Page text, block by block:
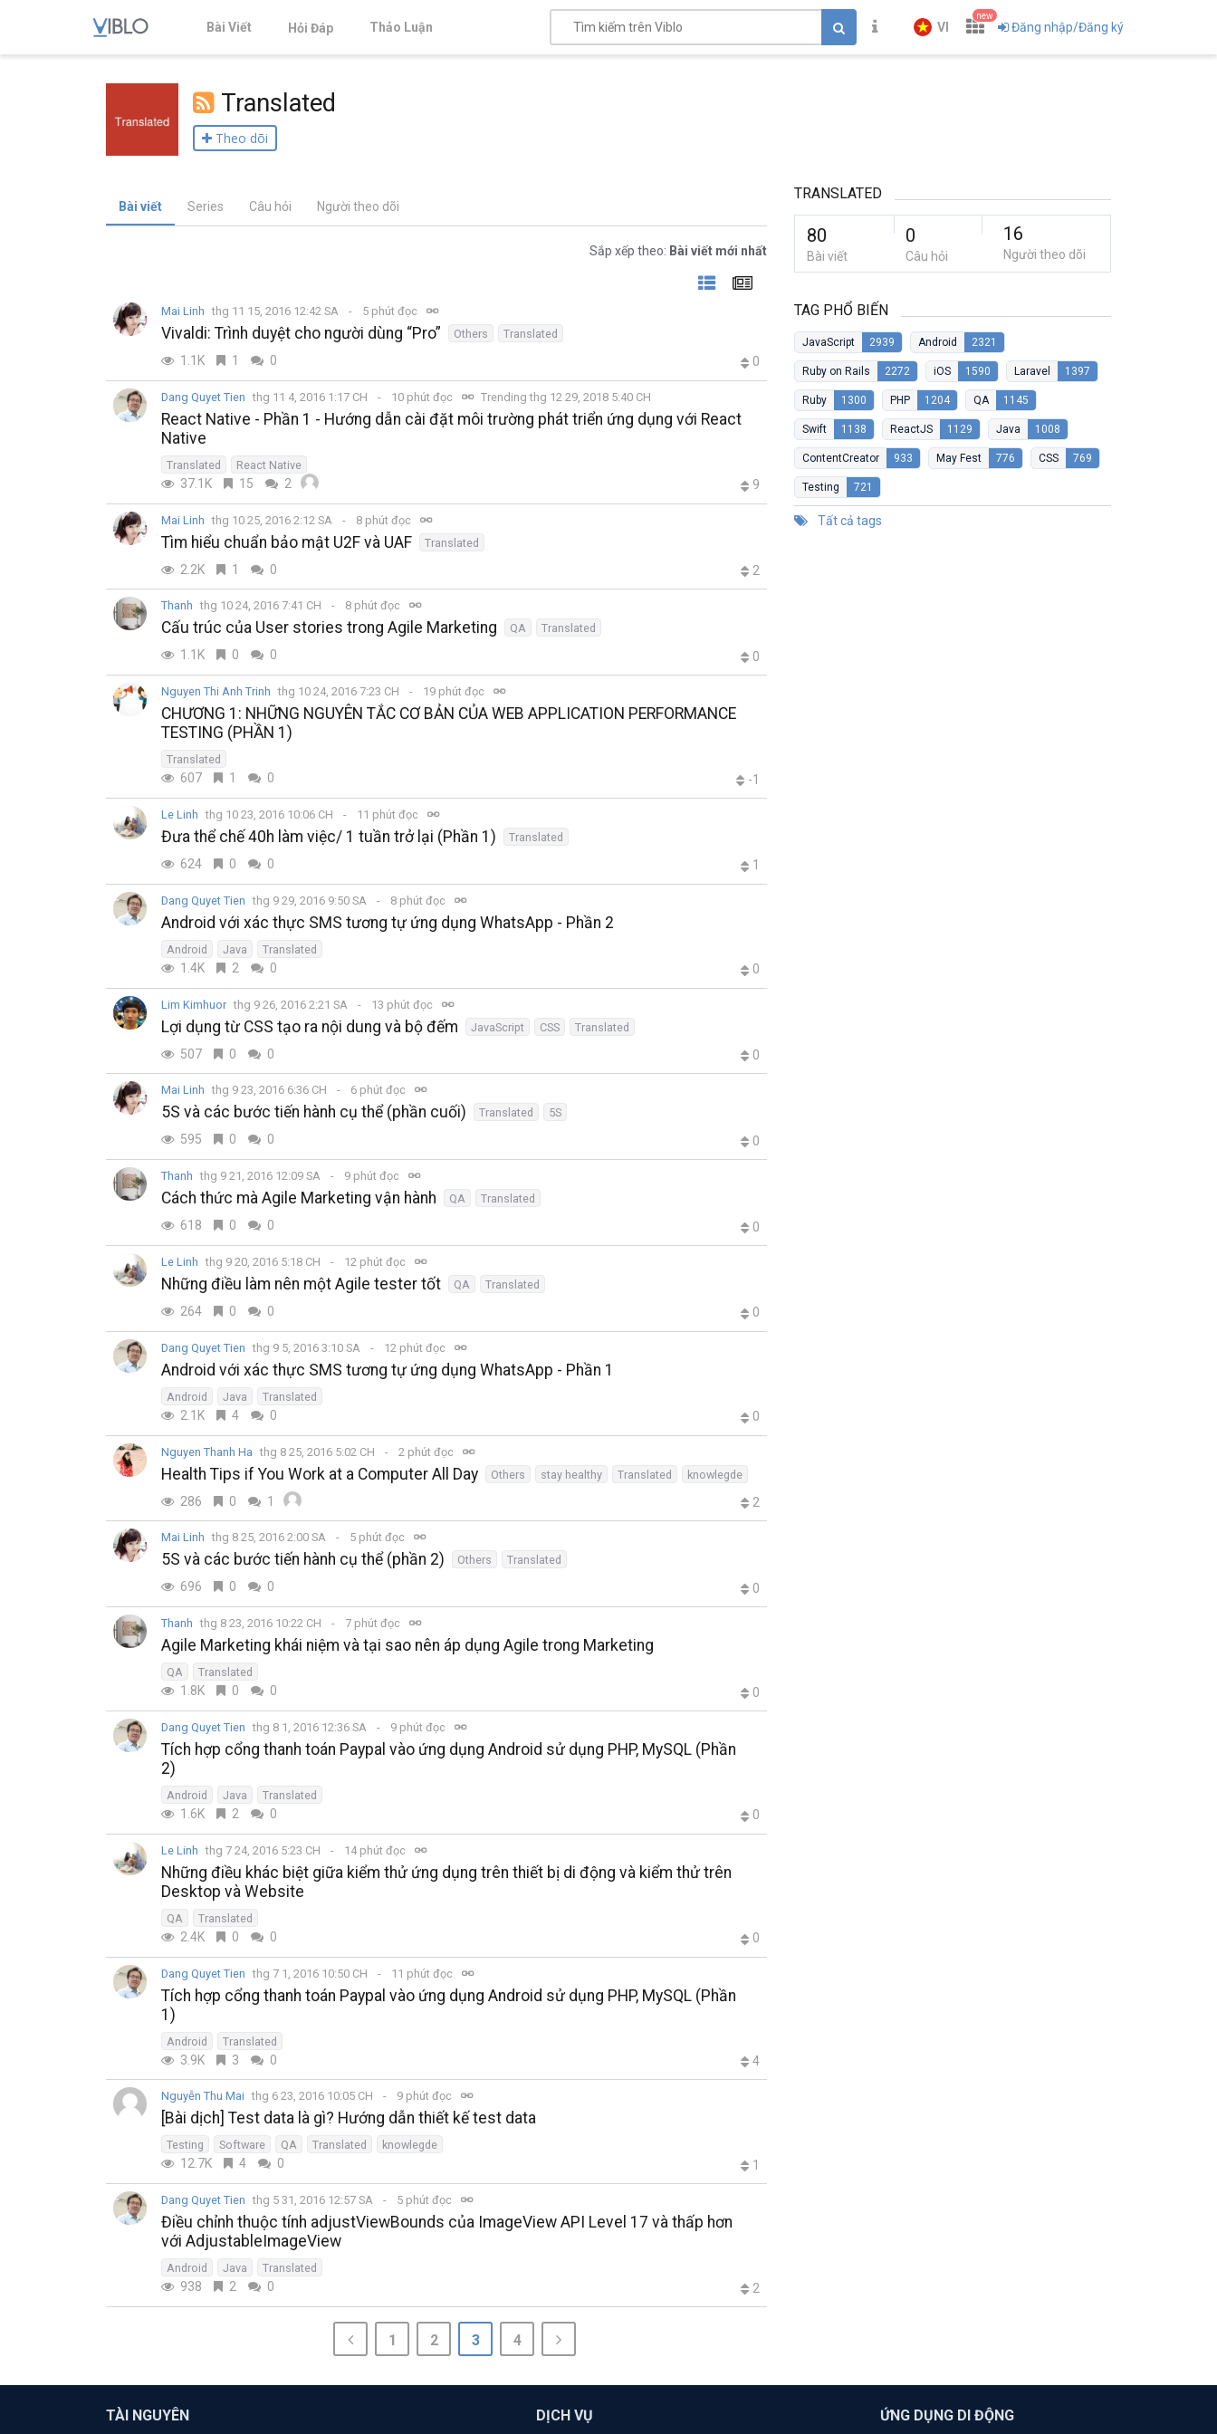
Bài Viết Hỏi Đáp Thảo Luận VI
new
Đăng nhập/Đăng ký
Translated
Theo dõi
Bài viết Series Câu hỏi Người theo dõi
Sắp xếp theo: Bài viết mới nhất
Mai Linh thg 11 15, 2016 12:42 SA 5 phút đọc
Vivaldi: Trình duyệt cho người dùng “Pro” Others Translated
1.1K 1 0 0
Dang Quyet Tien thg 11 4, 2016 1:17 CH 10 phút đọc Trending thg 12 29, 2018 5:40 CH
React Native - Phần 1 - Hướng dẫn cài đặt môi trường phát triển ứng dụng với React
Native
Translated React Native
37.1K 15 2 9
Mai Linh thg 10 25, 2016 2:12 SA 8 phút đọc
Tìm hiểu chuẩn bảo mật U2F và UAF Translated
2.2K 1 0 2
Thanh thg 10 24, 2016 7:41 CH 8 phút đọc
Cấu trúc của User stories trong Agile Marketing QA Translated
1.1K 0 0 0
Nguyen Thi Anh Trinh thg 10 24, 2016 7:23 CH 19 phút đọc
CHƯƠNG 1: NHỮNG NGUYÊN TẮC CƠ BẢN CỦA WEB APPLICATION PERFORMANCE
TESTING (PHẦN 1)
Translated
607 1 0 -1
Le Linh thg 10 23, 2016 10:06 CH 11 phút đọc
Đưa thể chế 40h làm việc/ 1 tuần trở lại (Phần 1) Translated
624 0 0 1
Dang Quyet Tien thg 9 29, 2016 9:50 SA 8 phút đọc
Android với xác thực SMS tương tự ứng dụng WhatsApp - Phần 2
Android Java Translated
1.4K 2 0 0
Lim Kimhuor thg 9 26, 2016 2:21 SA 13 phút đọc
Lợi dụng từ CSS tạo ra nội dung và bộ đếm JavaScript CSS Translated
507 0 0 0
Mai Linh thg 9 23, 2016 6:36 CH 6 phút đọc
5S và các bước tiến hành cụ thể (phần cuối) Translated 5S
595 0 0 0
Thanh thg 9 21, 2016 12:09 SA 9 phút đọc
Cách thức mà Agile Marketing vận hành QA Translated
618 0 0 0
Le Linh thg 9 20, 2016 5:18 CH 12 phút đọc
Những điều làm nên một Agile tester tốt QA Translated
264 0 0 0
Dang Quyet Tien thg 9 5, 2016 3:10 SA 12 phút đọc
Android với xác thực SMS tương tự ứng dụng WhatsApp - Phần 1
Android Java Translated
2.1K 4 0 0
Nguyen Thanh Ha thg 8 25, 2016 5:02 CH 2 phút đọc
Health Tips if You Work at a Computer All Day Others stay healthy Translated knowlegde
286 0 1 2
Mai Linh thg 8 25, 2016 2:00 SA 5 phút đọc
5S và các bước tiến hành cụ thể (phần 2) Others Translated
696 0 0 0
Thanh thg 8 23, 2016 10:22 CH 7 phút đọc
Agile Marketing khái niệm và tại sao nên áp dụng Agile trong Marketing
QA Translated
1.8K 0 0 0
Dang Quyet Tien thg 8 1, 2016 12:36 SA 9 phút đọc
Tích hợp cổng thanh toán Paypal vào ứng dụng Android sử dụng PHP, MySQL (Phần
2)
Android Java Translated
1.6K 2 0 0
Le Linh thg 7 24, 2016 5:23 CH 14 phút đọc
Những điều khác biệt giữa kiểm thử ứng dụng trên thiết bị di động và kiểm thử trên
Desktop và Website
QA Translated
2.4K 0 0 0
Dang Quyet Tien thg 7 1, 2016 10:50 CH 11 phút đọc
Tích hợp cổng thanh toán Paypal vào ứng dụng Android sử dụng PHP, MySQL (Phần
1)
Android Translated
3.9K 3 0 4
Nguyễn Thu Mai thg 6 23, 2016 10:05 CH 9 phút đọc
[Bài dịch] Test data là gì? Hướng dẫn thiết kế test data
Testing Software QA Translated knowlegde
12.7K 4 0 1
Dang Quyet Tien thg 5 31, 2016 12:57 SA 5 phút đọc
Điều chỉnh thuộc tính adjustViewBounds của ImageView API Level 17 và thấp hơn
với AdjustableImageView
Android Java Translated
938 2 0 2
1 2 3 4
TRANSLATED
80
Bài viết
0
Câu hỏi
16
Người theo dõi
TAG PHỔ BIẾN
JavaScript 2939 Android 2321
Ruby on Rails 2272 iOS 1590 Laravel 1397
Ruby 1300 PHP 1204 QA 1145
Swift 1138 ReactJS 1129 Java 1008
ContentCreator 933 May Fest 776 CSS 769
Testing 721
Tất cả tags
TÀI NGUYÊN DỊCH VỤ ỨNG DỤNG DI ĐỘNG